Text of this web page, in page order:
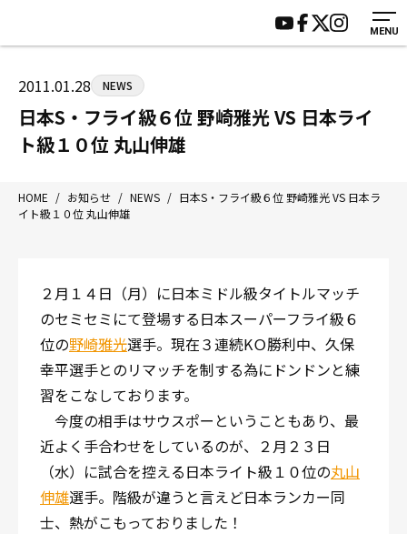
MENU
〒192-0072 東京都八王子市南町3-8 第2原嶋ビル1F
Tel/Fax：042-622-7222
営業時間：月〜土 14:00〜22:00 / 日・祝 14:00〜19:00
HOME
ジムについて
トレーニング
アマ・スパー各大会・キッズ
入会案内
見学・1日体験
施設紹介
会員様の声
サポーター募集
2011.01.28 NEWS
日本S・フライ級６位 野崎雅光 VS 日本ライ
ト級１０位 丸山伸雄
HOME / お知らせ / NEWS / 日本S・フライ級６位 野崎雅光 VS 日本ラ
イト級１０位 丸山伸雄
２月１４日（月）に日本ミドル級タイトルマッチ
のセミセミにて登場する日本スーパーフライ級６
位の野崎雅光選手。現在３連続KＯ勝利中、久保
幸平選手とのリマッチを制する為にドンドンと練
習をこなしております。
今度の相手はサウスポーということもあり、最
近よく手合わせをしているのが、２月２３日
（水）に試合を控える日本ライト級１０位の丸山
伸雄選手。階級が違うと言えど日本ランカー同
士、熱がこもっておりました！